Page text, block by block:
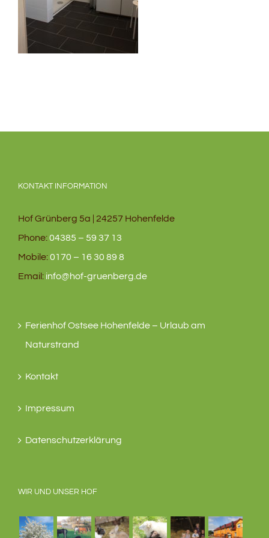
KONTAKT INFORMATION
Hof Grünberg 5a | 24257 Hohenfelde
Phone:04385 – 59 37 13
Mobile:0170 – 16 30 89 8
Email: info@hof-gruenberg.de
Ferienhof Ostsee Hohenfelde – Urlaub am
Naturstrand
Kontakt
Impressum
Datenschutzerklärung
WIR UND UNSER HOF